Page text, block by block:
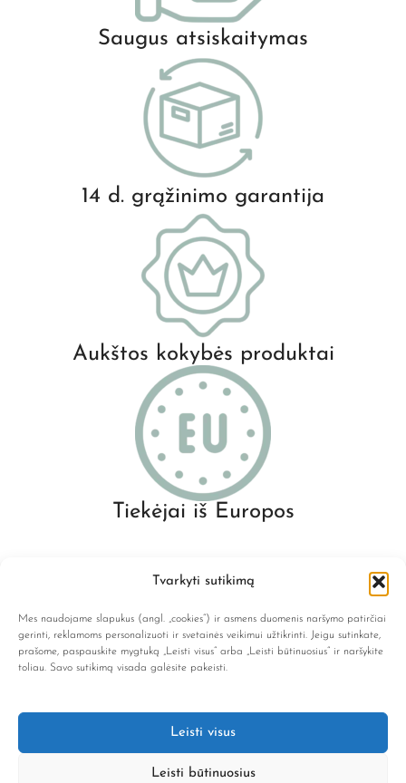
Tvarkyti sutikimą
Mes naudojame slapukus (angl. „cookies“) ir asmens duomenis naršymo patirčiai
gerinti, reklamoms personalizuoti ir svetainės veikimui užtikrinti. Jeigu sutinkate,
prašome, paspauskite mygtuką „Leisti visus“ arba „Leisti būtinuosius“ ir naršykite
toliau. Savo sutikimą visada galėsite pakeisti.
Leisti visus
Leisti būtinuosius
Saugus atsiskaitymas
14 d. grąžinimo garantija
Aukštos kokybės produktai
Tiekėjai iš Europos
info@lene.lt